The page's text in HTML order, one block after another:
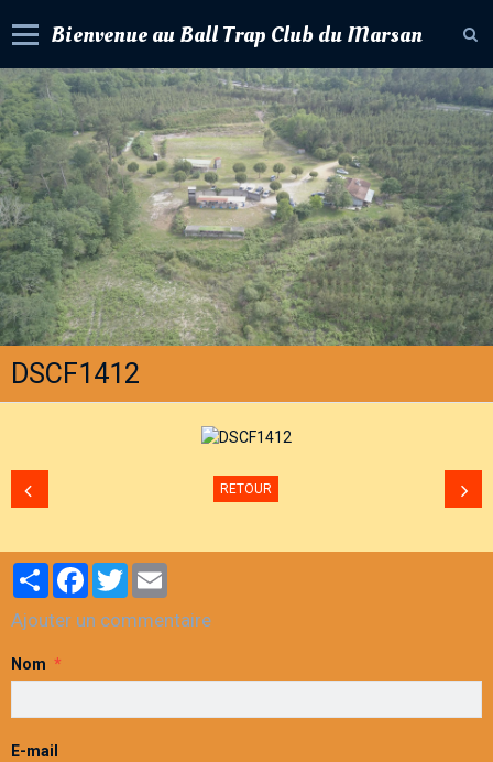
Bienvenue au Ball Trap Club du Marsan
Accueil
Livre d'or
Album photos
Contact
Agenda
Forum
DSCF1412
RETOUR
PartagerFacebookTwitter
Ajouter un commentaire
Nom
E-mail